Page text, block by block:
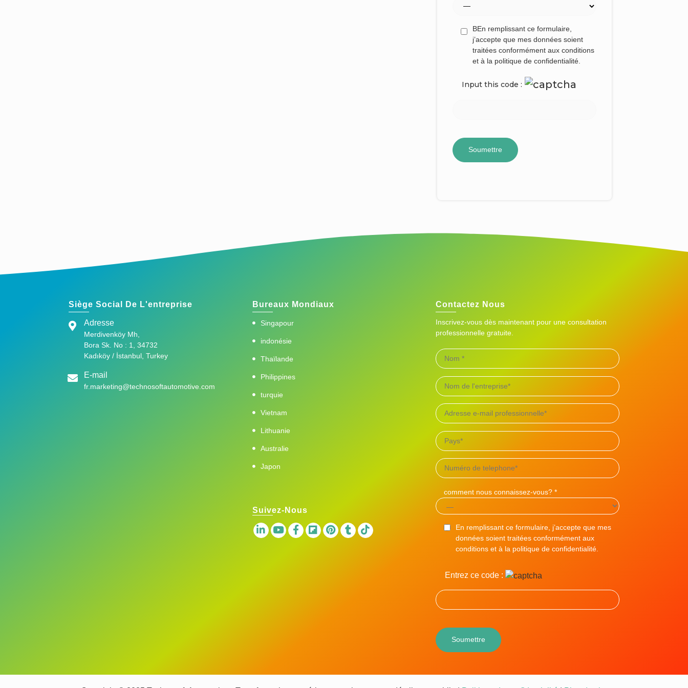
BEn remplissant ce formulaire,
j’accepte que mes données soient
traitées conformément aux conditions
et à la politique de confidentialité.
Input this code :
Siège Social De L'entreprise
Adresse
Merdivenköy Mh,
Bora Sk. No : 1, 34732
Kadıköy / İstanbul, Turkey
E-mail
fr.marketing@technosoftautomotive.com
Bureaux Mondiaux
Singapour
indonésie
Thaïlande
Philippines
turquie
Vietnam
Lithuanie
Australie
Japon
Suivez-Nous
Contactez Nous
Inscrivez-vous dès maintenant pour une consultation
professionnelle gratuite.
comment nous connaissez-vous? *
En remplissant ce formulaire, j’accepte que mes
données soient traitées conformément aux
conditions et à la politique de confidentialité.
Entrez ce code :